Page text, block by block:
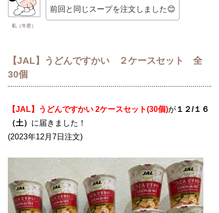
私（牛君）
前回と同じスープを注文しました😊
【JAL】うどんですかい ２ケースセット 全
30個
【JAL】うどんですかい 2ケースセット(30個)が １２/１６
（土） に届きました ！
(2023年12月7日注文)